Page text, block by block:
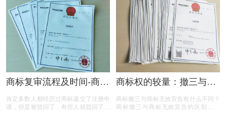
标权益。文章概述了商标撤三定义、答
辩、复审流程，以及如何通过有效的证
据和专业策略来保护商标不被撤销。
商标复审流程及时间-商标
肯定多数人都经历过商标递交了注册申
请，但是被驳回了，有些人就驳回了就
商标权的较量：撤三与无
对？
商标撤三与商标无效宣告有什么不同？
商标撤三与商标无效宣告的区别在哪